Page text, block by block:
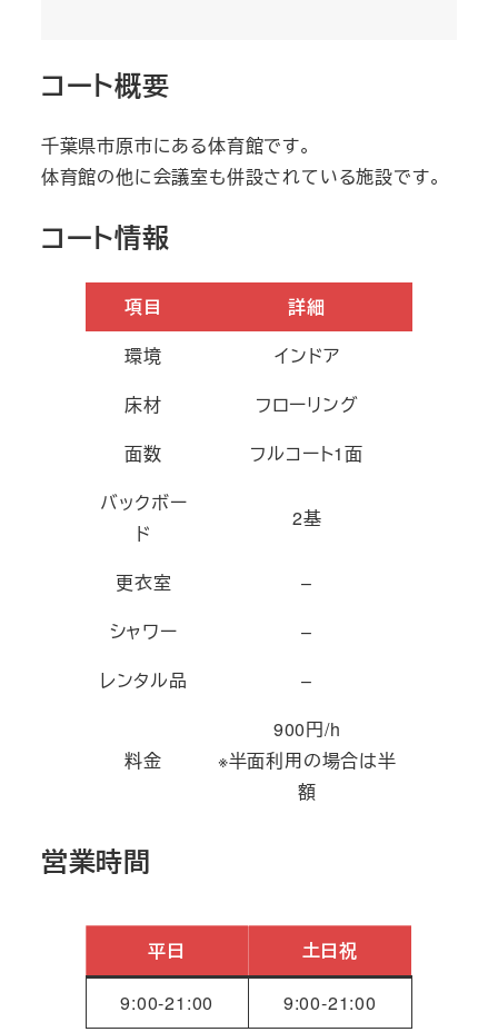
コート概要
千葉県市原市にある体育館です。
体育館の他に会議室も併設されている施設です。
コート情報
項目
詳細
環境
インドア
床材
フローリング
面数
フルコート1面
バックボー
ド
2基
更衣室
–
シャワー
–
レンタル品
–
料金
900円/h
※半面利用の場合は半
額
営業時間
平日 土日祝
9:00‐21:00 9:00‐21:00